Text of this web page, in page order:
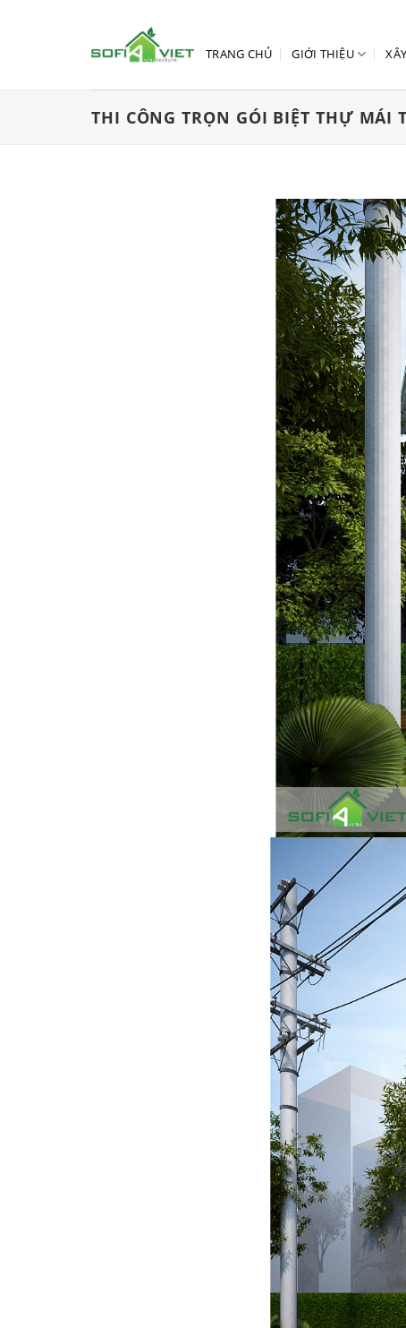
TRANG CHỦ GIỚI THIỆU
THI CÔNG TRỌN GÓI BIỆT THỰ